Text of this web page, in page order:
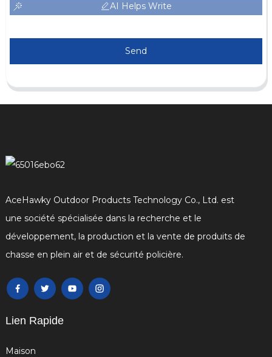
AI Helps Write
Send
AceHawky Outdoor Products Technology Co., Ltd. est
une société spécialisée dans la recherche et le
développement, la production et la vente de produits de
chasse en plein air et de sécurité policière.
Lien Rapide
Maison